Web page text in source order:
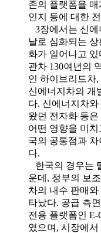
존의 플랫폼을
인지 등에 대한
3장에서는 신에
날로 심화되는
화가 일어나고 있
관차 130여년의
인 하이브리드차
신에너지차의 개
다. 신에너지차
왔던 전자화 등
어떤 영향을 미
국의 공통점과
다.
한국의 경우는
운데, 정부의 보
차의 내수 판매
타났다. 공급 측
전용 플랫폼인
였으며, 시장에